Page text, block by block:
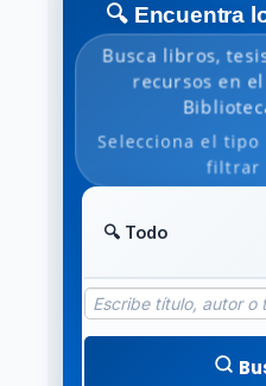
🔍 Encuentra
Busca libros,
recursos en
Selecciona el
filtrar